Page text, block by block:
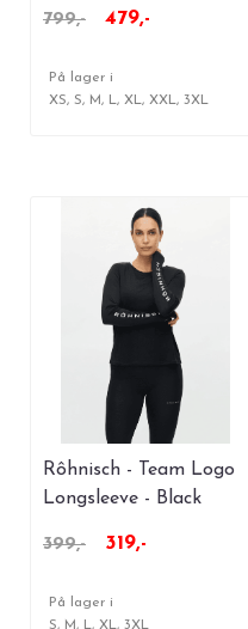
799,-
479,-
På lager i
XS, S, M, L, XL, XXL, 3XL
Rôhnisch - Team Logo
Longsleeve - Black
399,- 319,-
På lager i
S, M, L, XL, 3XL